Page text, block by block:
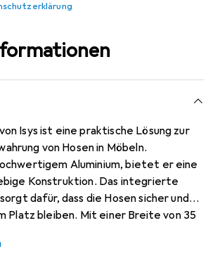
Isys ist eine praktische Lösung zur
von Hosen in Möbeln.
Aluminium, bietet er eine
Konstruktion. Das integrierte
dafür, dass die Hosen sicher und
Platz bleiben. Mit einer Breite von 35
quer in den entsprechenden